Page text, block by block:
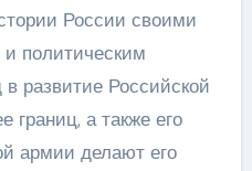
России своими
политическим
в развитие Российской
границ, а также его
армии делают его